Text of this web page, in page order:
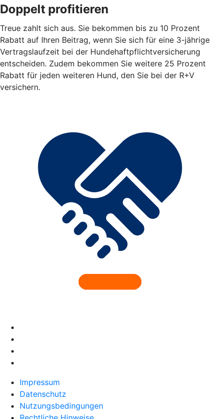
Doppelt profitieren
Treue zahlt sich aus. Sie bekommen bis zu 10 Prozent
Rabatt auf Ihren Beitrag, wenn Sie sich für eine 3-jährige
Vertragslaufzeit bei der Hundehaftpflichtversicherung
entscheiden. Zudem bekommen Sie weitere 25 Prozent
Rabatt für jeden weiteren Hund, den Sie bei der R+V
versichern.
Impressum
Datenschutz
Nutzungsbedingungen